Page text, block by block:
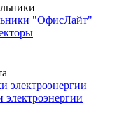
"ОфисЛайт"
электроэнергии
электроэнергии